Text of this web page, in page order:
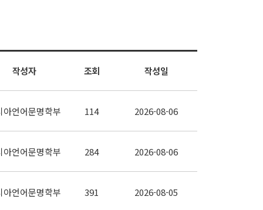
작성자 조회 작성일
아언어문명학부 114 2026-08-06
아언어문명학부 284 2026-08-06
아언어문명학부 391 2026-08-05